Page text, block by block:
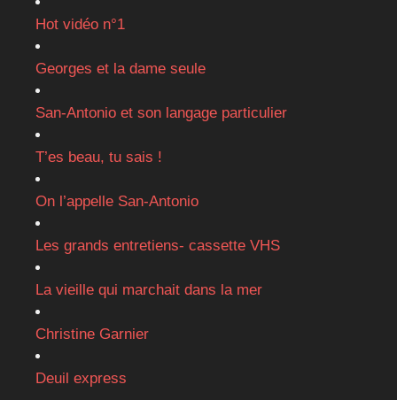
Hot vidéo n°1
Georges et la dame seule
San-Antonio et son langage particulier
T’es beau, tu sais !
On l’appelle San-Antonio
Les grands entretiens- cassette VHS
La vieille qui marchait dans la mer
Christine Garnier
Deuil express